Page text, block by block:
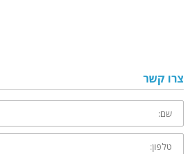
צרו קשר
שם:
טלפון: